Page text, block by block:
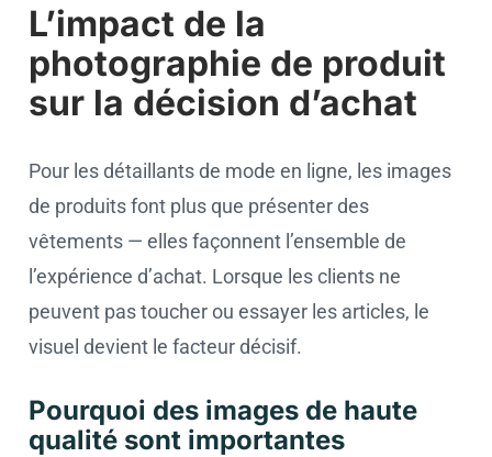
L’impact de la
photographie de produit
sur la décision d’achat
Pour les détaillants de mode en ligne, les images
de produits font plus que présenter des
vêtements — elles façonnent l’ensemble de
l’expérience d’achat. Lorsque les clients ne
peuvent pas toucher ou essayer les articles, le
visuel devient le facteur décisif.
Pourquoi des images de haute
qualité sont importantes